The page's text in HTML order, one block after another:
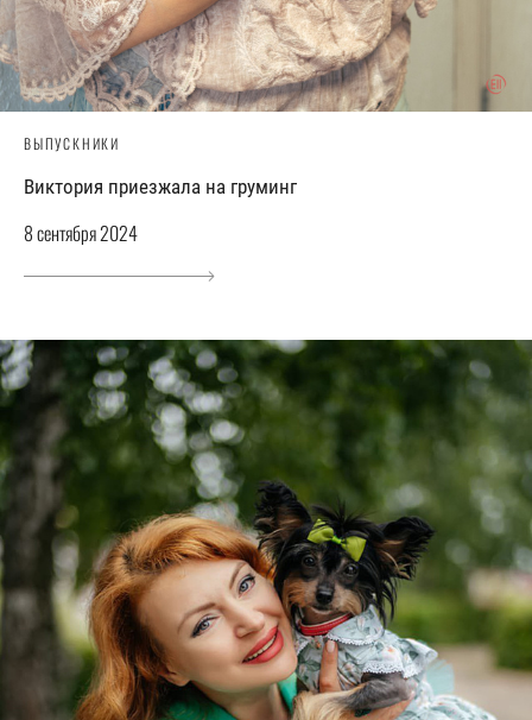
ВЫПУСКНИКИ
Виктория приезжала на груминг
8 сентября 2024